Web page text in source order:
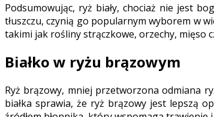
Podsumowując, ryż biały, chociaż nie jest
tłuszczu, czynią go popularnym wyborem w
takimi jak rośliny strączkowe, orzechy, mięso
Białko w ryżu brązowym
Ryż brązowy, mniej przetworzona odmiana
białka sprawia, że ryż brązowy jest lepszą